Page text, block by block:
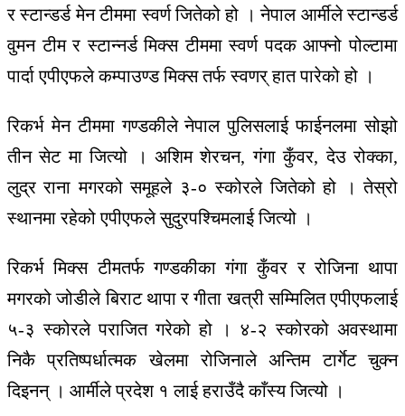
र स्टान्डर्ड मेन टीममा स्वर्ण जितेको हो । नेपाल आर्मीले स्टान्डर्ड
वुमन टीम र स्टान्नर्ड मिक्स टीममा स्वर्ण पदक आफ्नो पोल्टामा
पार्दा एपीएफले कम्पाउण्ड मिक्स तर्फ स्वणर् हात पारेको हो ।
रिकर्भ मेन टीममा गण्डकीले नेपाल पुलिसलाई फाईनलमा सोझो
तीन सेट मा जित्यो । अशिम शेरचन, गंगा कुँवर, देउ रोक्का,
लुद्र राना मगरको समूहले ३-० स्कोरले जितेको हो । तेस्रो
स्थानमा रहेको एपीएफले सुदुरपश्चिमलाई जित्यो ।
रिकर्भ मिक्स टीमतर्फ गण्डकीका गंगा कुँवर र रोजिना थापा
मगरको जोडीले बिराट थापा र गीता खत्री सम्मिलित एपीएफलाई
५-३ स्कोरले पराजित गरेको हो । ४-२ स्कोरको अवस्थामा
निकै प्रतिष्पर्धात्मक खेलमा रोजिनाले अन्तिम टार्गेट चुक्न
दिइनन् । आर्मीले प्रदेश १ लाई हराउँदै काँस्य जित्यो ।